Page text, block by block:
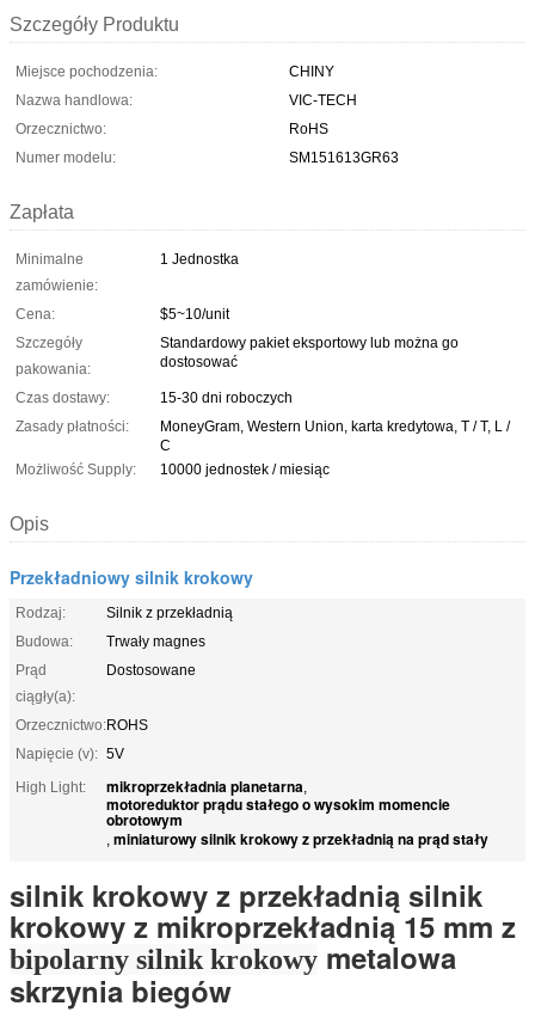
Szczegóły Produktu
Miejsce pochodzenia:
CHINY
Nazwa handlowa:
VIC-TECH
Orzecznictwo:
RoHS
Numer modelu:
SM151613GR63
Zapłata
Minimalne
zamówienie:
1 Jednostka
Cena:
$5~10/unit
Szczegóły
pakowania:
Standardowy pakiet eksportowy lub można go
dostosować
Czas dostawy:
15-30 dni roboczych
Zasady płatności:
MoneyGram, Western Union, karta kredytowa, T / T, L /
C
Możliwość Supply:
10000 jednostek / miesiąc
Opis
Przekładniowy silnik krokowy
Rodzaj:
Silnik z przekładnią
Budowa:
Trwały magnes
Prąd
ciągły(a):
Dostosowane
Orzecznictwo:ROHS
Napięcie (v): 5V
High Light:
mikroprzekładnia planetarna,
motoreduktor prądu stałego o wysokim momencie
obrotowym
, miniaturowy silnik krokowy z przekładnią na prąd stały
silnik krokowy z przekładnią silnik
krokowy z mikroprzekładnią 15 mm z
bipolarny silnik krokowy metalowa
skrzynia biegów